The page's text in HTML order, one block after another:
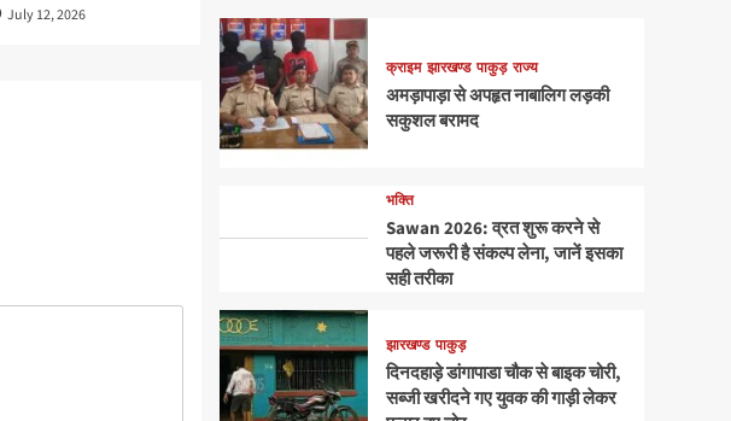
July 12, 2026
क्राइम झारखण्ड पाकुड़ राज्य
अमड़ापाड़ा से अपहृत नाबालिग लड़की
सकुशल बरामद
भक्ति
Sawan 2026: व्रत शुरू करने से
पहले जरूरी है संकल्प लेना, जानें इसका
सही तरीका
झारखण्ड पाकुड़
दिनदहाड़े डांगापाडा चौक से बाइक चोरी,
सब्जी खरीदने गए युवक की गाड़ी लेकर